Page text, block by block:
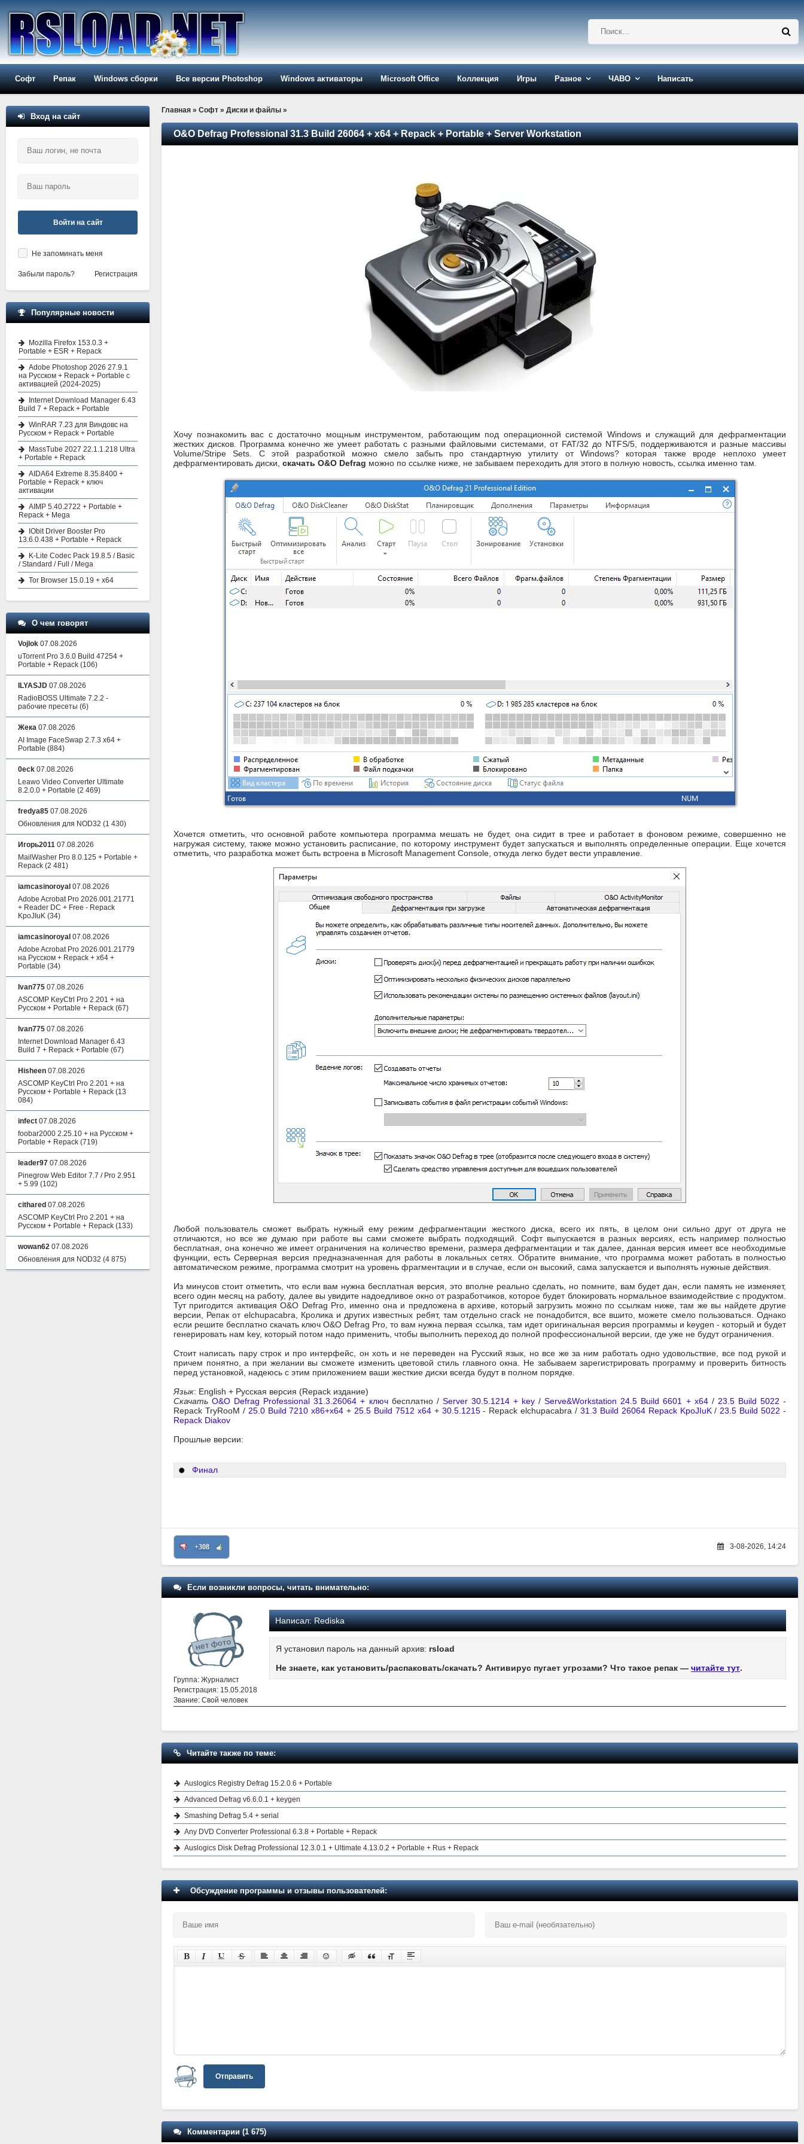
Софт Репак Windows сборки Все версии Photoshop Windows активаторы Microsoft Office Коллекция Игры Разное ЧАВО Написать
Главная » Софт » Диски и файлы »
O&O Defrag Professional 31.3 Build 26064 + x64 + Repack + Portable + Server Workstation
Хочу познакомить вас с достаточно мощным инструментом, работающим под операционной системой Windows и служащий для дефрагментации
жестких дисков. Программа конечно же умеет работать с разными файловыми системами, от FAT/32 до NTFS/5, поддерживаются и разные массивы
Volume/Stripe Sets. С этой разработкой можно смело забыть про стандартную утилиту от Windows? которая также вроде неплохо умеет
дефрагментировать диски, скачать O&O Defrag можно по ссылке ниже, не забываем переходить для этого в полную новость, ссылка именно там.
Хочется отметить, что основной работе компьютера программа мешать не будет, она сидит в трее и работает в фоновом режиме, совершенно не
нагружая систему, также можно установить расписание, по которому инструмент будет запускаться и выполнять определенные операции. Еще хочется
отметить, что разработка может быть встроена в Microsoft Management Console, откуда легко будет вести управление.
Любой пользователь сможет выбрать нужный ему режим дефрагментации жесткого диска, всего их пять, в целом они сильно друг от друга не
отличаются, но все же думаю при работе вы сами сможете выбрать подходящий. Софт выпускается в разных версиях, есть например полностью
бесплатная, она конечно же имеет ограничения на количество времени, размера дефрагментации и так далее, данная версия имеет все необходимые
функции, есть Серверная версия предназначенная для работы в локальных сетях. Обратите внимание, что программа может работать в полностью
автоматическом режиме, программа смотрит на уровень фрагментации и в случае, если он высокий, сама запускается и выполнять нужные действия.
Из минусов стоит отметить, что если вам нужна бесплатная версия, это вполне реально сделать, но помните, вам будет дан, если память не изменяет,
всего один месяц на работу, далее вы увидите надоедливое окно от разработчиков, которое будет блокировать нормальное взаимодействие с продуктом.
Тут пригодится активация O&O Defrag Pro, именно она и предложена в архиве, который загрузить можно по ссылкам ниже, там же вы найдете другие
версии, Репак от elchupacabra, Кролика и других известных ребят, там отдельно crack не понадобится, все вшито, можете смело пользоваться. Однако
если решите бесплатно скачать ключ O&O Defrag Pro, то вам нужна первая ссылка, там идет оригинальная версия программы и keygen - который и будет
генерировать нам key, который потом надо применить, чтобы выполнить переход до полной профессиональной версии, где уже не будут ограничения.
Стоит написать пару строк и про интерфейс, он хоть и не переведен на Русский язык, но все же за ним работать одно удовольствие, все под рукой и
причем понятно, а при желании вы сможете изменить цветовой стиль главного окна. Не забываем зарегистрировать программу и проверить битность
перед установкой, надеюсь с этим приложением ваши жесткие диски всегда будут в полном порядке.
Язык: English + Русская версия (Repack издание)
Скачать O&O Defrag Professional 31.3.26064 + ключбесплатно / Server 30.5.1214 + key /Serve&Workstation 24.5 Build 6601 + x64/ 23.5 Build 5022 -
Repack TryRooM / 25.0 Build 7210 x86+x64 + 25.5 Build 7512 x64+ 30.5.1215- Repack elchupacabra /31.3 Build 26064 Repack KpoJIuK/ 23.5 Build 5022 -
Repack Diakov
Прошлые версии:
Финал
+308 3-08-2026, 14:24
Если возникли вопросы, читать внимательно:
Группа: Журналист
Регистрация: 15.05.2018
Звание: Свой человек
Написал:Rediska
Я установил пароль на данный архив: rsload
Не знаете, как установить/распаковать/скачать? Антивирус пугает угрозами? Что такое репак — читайте тут.
Читайте также по теме:
Auslogics Registry Defrag 15.2.0.6 + Portable
Advanced Defrag v6.6.0.1 + keygen
Smashing Defrag 5.4 + serial
Any DVD Converter Professional 6.3.8 + Portable + Repack
Auslogics Disk Defrag Professional 12.3.0.1 + Ultimate 4.13.0.2 + Portable + Rus + Repack
Обсуждение программы и отзывы пользователей:
Отправить
Комментарии (1 675)
Вход на сайт
Войти на сайт
Не запоминать меня
Забыли пароль? Регистрация
Популярные новости
Mozilla Firefox 153.0.3 +
Portable + ESR + Repack
Adobe Photoshop 2026 27.9.1
на Русском + Repack + Portable с
активацией (2024-2025)
Internet Download Manager 6.43
Build 7 + Repack + Portable
WinRAR 7.23 для Виндовс на
Русском + Repack + Portable
MassTube 2027 22.1.1.218 Ultra
+ Portable + Repack
AIDA64 Extreme 8.35.8400 +
Portable + Repack + ключ
активации
AIMP 5.40.2722 + Portable +
Repack + Mega
IObit Driver Booster Pro
13.6.0.438 + Portable + Repack
K-Lite Codec Pack 19.8.5 / Basic
/ Standard / Full / Mega
Tor Browser 15.0.19 + x64
О чем говорят
Vojlok 07.08.2026
uTorrent Pro 3.6.0 Build 47254 +
Portable + Repack (106)
ILYASJD 07.08.2026
RadioBOSS Ultimate 7.2.2 -
рабочие пресеты (6)
Жека 07.08.2026
AI Image FaceSwap 2.7.3 x64 +
Portable (884)
0eck 07.08.2026
Leawo Video Converter Ultimate
8.2.0.0 + Portable (2 469)
fredya85 07.08.2026
Обновления для NOD32 (1 430)
Игорь2011 07.08.2026
MailWasher Pro 8.0.125 + Portable +
Repack (2 481)
iamcasinoroyal 07.08.2026
Adobe Acrobat Pro 2026.001.21771
+ Reader DC + Free - Repack
KpoJIuK (34)
iamcasinoroyal 07.08.2026
Adobe Acrobat Pro 2026.001.21779
на Русском + Repack + x64 +
Portable (34)
Ivan775 07.08.2026
ASCOMP KeyCtrl Pro 2.201 + на
Русском + Portable + Repack (67)
Ivan775 07.08.2026
Internet Download Manager 6.43
Build 7 + Repack + Portable (67)
Hisheen 07.08.2026
ASCOMP KeyCtrl Pro 2.201 + на
Русском + Portable + Repack (13
084)
infect 07.08.2026
foobar2000 2.25.10 + на Русском +
Portable + Repack (719)
leader97 07.08.2026
Pinegrow Web Editor 7.7 / Pro 2.951
+ 5.99 (102)
cithared 07.08.2026
ASCOMP KeyCtrl Pro 2.201 + на
Русском + Portable + Repack (133)
wowan62 07.08.2026
Обновления для NOD32 (4 875)